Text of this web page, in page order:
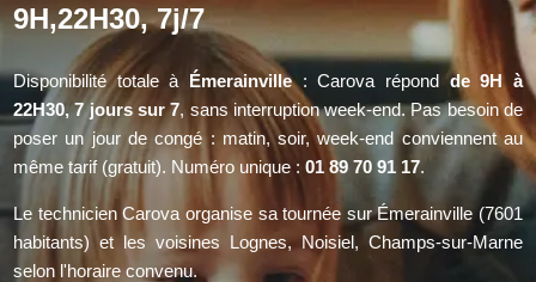
9H,22H30, 7j/7
Disponibilité totale à Émerainville: Carova répondde 9H à
22H30, 7 jours sur 7, sans interruption week-end. Pas besoin de
poser un jour de congé : matin, soir, week-end conviennent au
même tarif (gratuit). Numéro unique :01 89 70 91 17.
Le technicien Carova organise sa tournée sur Émerainville (7601
habitants) et les voisines Lognes, Noisiel, Champs-sur-Marne
selon l'horaire convenu.